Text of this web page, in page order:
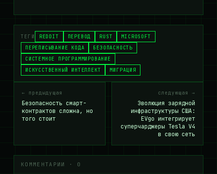
ТЕГИ REDDIT ПЕРЕВОД RUST
MICROSOFT
ПЕРЕПИСЫВАНИЕ КОДА
БЕЗОПАСНОСТЬ
СИСТЕМНОЕ ПРОГРАММИРОВАНИЕ
ИСКУССТВЕННЫЙ ИНТЕЛЛЕКТ
МИГРАЦИЯ
← предыдущая
Безопасность смарт-
контрактов сложна, но
того стоит
следующая →
Эволюция зарядной
инфраструктуры США:
EVgo интегрирует
суперчарджеры Tesla V4
в свою сеть
КОММЕНТАРИИ · 0